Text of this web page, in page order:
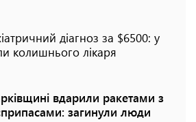
діагноз за $6500: у
колишнього лікаря
вдарили ракетами з
загинули люди